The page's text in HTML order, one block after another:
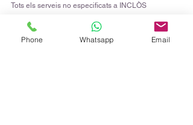
Tots els serveis no especificats a INCLÒS
Dia 1
Névache
Phone Whatsapp Email